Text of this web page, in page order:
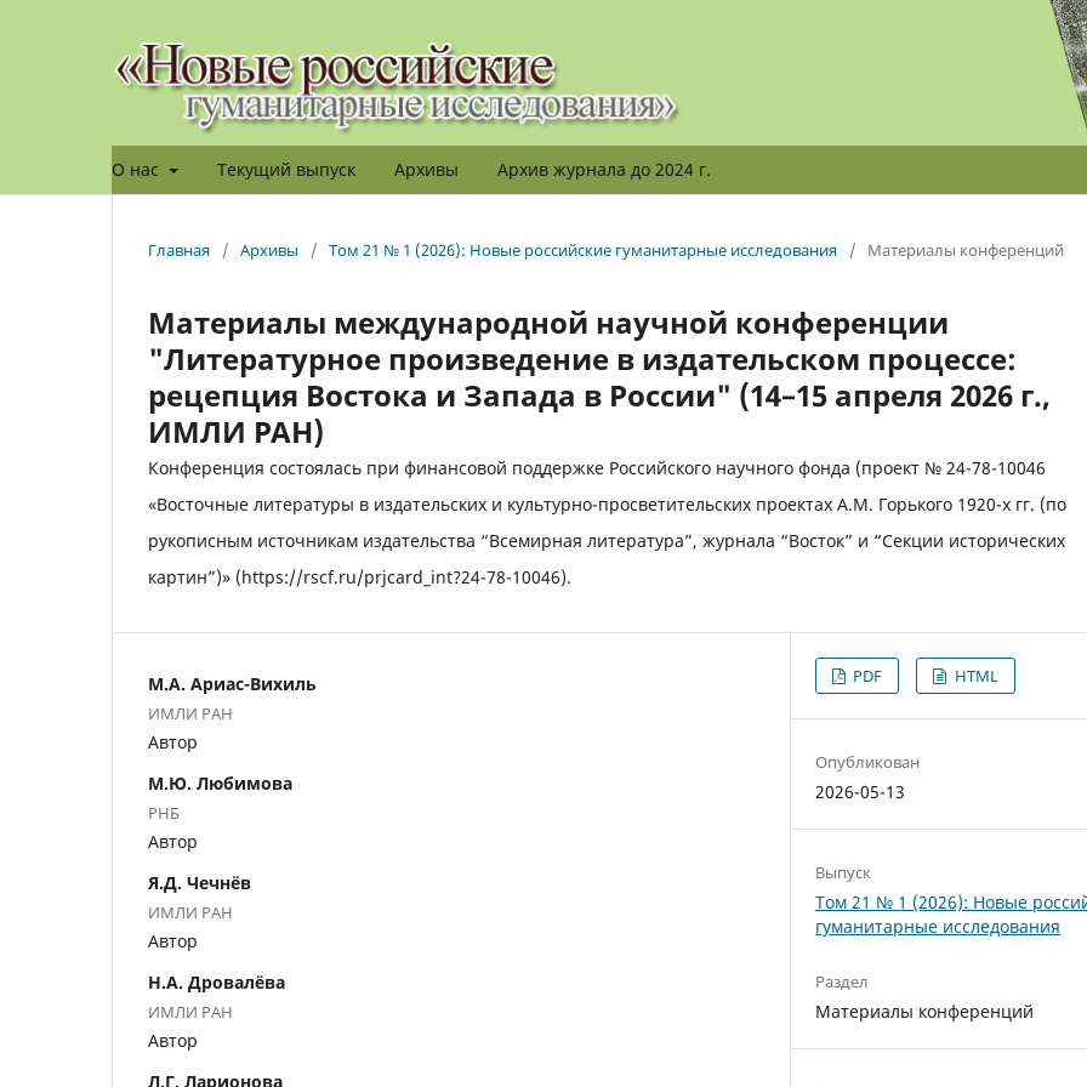
О нас Текущий выпуск Архивы Архив журнала до 2024 г.
Главная / Архивы / Том 21 № 1 (2026): Новые российские гуманитарные исследования / Материалы конференций
Материалы международной научной конференции
"Литературное произведение в издательском процессе:
рецепция Востока и Запада в России" (14–15 апреля 2026 г.,
ИМЛИ РАН)
Конференция состоялась при финансовой поддержке Российского научного фонда (проект № 24-78-10046
«Восточные литературы в издательских и культурно-просветительских проектах А.М. Горького 1920-х гг. (по
рукописным источникам издательства “Всемирная литература”, журнала “Восток” и “Секции исторических
картин”)» (https://rscf.ru/prjcard_int?24-78-10046).
М.А. Ариас-Вихиль
ИМЛИ РАН
Автор
М.Ю. Любимова
РНБ
Автор
Я.Д. Чечнёв
ИМЛИ РАН
Автор
Н.А. Дровалёва
ИМЛИ РАН
Автор
Л.Г. Ларионова
PDF HTML
Опубликован
2026-05-13
Выпуск
Том 21 № 1 (2026): Новые
гуманитарные исследования
Раздел
Материалы конференций